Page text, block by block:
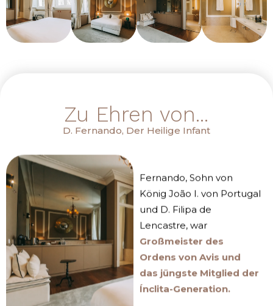
Zu Ehren von...
D. Fernando, Der Heilige Infant
Fernando, Sohn von
König João I. von Portugal
und D. Filipa de
Lencastre, war
Großmeister des
Ordens von Avis und
das jüngste Mitglied der
Ínclita-Generation.